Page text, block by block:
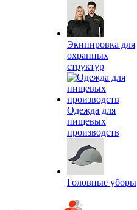
Экипировка для
охранных
структур
Одежда для
пищевых
производств
Головные уборы